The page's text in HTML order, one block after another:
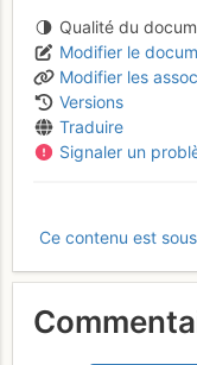
Qualité du
Modifier le
Modifier les
Versions
Traduire
Signaler un
Ce contenu est